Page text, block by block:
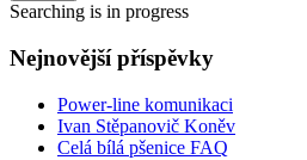
Searching is in progress
Nejnovější příspěvky
Power-line komunikaci
Ivan Stěpanovič Koněv
Celá bílá pšenice FAQ